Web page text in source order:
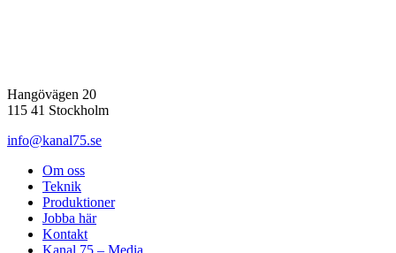
Hangövägen 20
115 41 Stockholm
info@kanal75.se
Om oss
Teknik
Produktioner
Jobba här
Kontakt
Kanal 75 – Media